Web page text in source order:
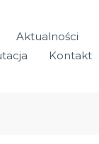
Aktualności
Kontakt